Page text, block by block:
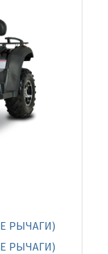
РЫЧАГИ)
РЫЧАГИ)